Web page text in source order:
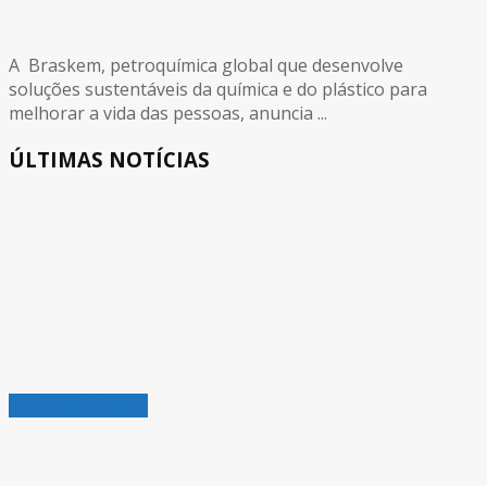
A Braskem, petroquímica global que desenvolve
soluções sustentáveis da química e do plástico para
melhorar a vida das pessoas, anuncia ...
ÚLTIMAS NOTÍCIAS